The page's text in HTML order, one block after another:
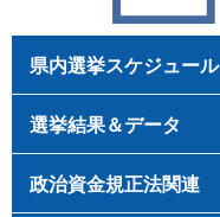
県内選挙スケジュール
選挙結果＆データ
政治資金規正法関連